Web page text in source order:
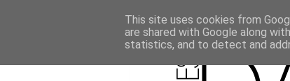
This site uses cookies from
are shared with Google along
statistics, and to detect and